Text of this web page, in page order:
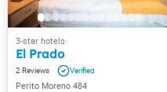
El Prado
2
Perito Moreno 484